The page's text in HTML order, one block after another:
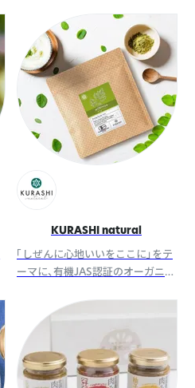
限に引き出したしらすチップスシ
リーズを展開しています。
KURASHI natural
「しぜんに心地いいをここに」をテ
ーマに、有機JAS認証のオーガニッ
テナブルで健康的な生活をサポー
トする商品を開発販売していま
す。